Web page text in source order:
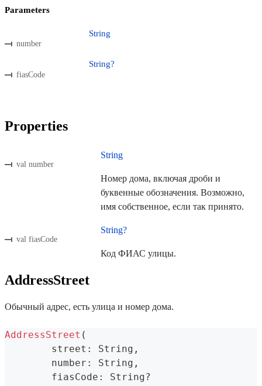
Parameters
number
String
fiasCode
String?
Properties
val number
String
Номер дома, включая дроби и
буквенные обозначения. Возможно,
имя собственное, если так принято.
val fiasCode
String?
Код ФИАС улицы.
AddressStreet
Обычный адрес, есть улица и номер дома.
AddressStreet (
	street
: String ,
	number
: String ,
	fiasCode
: String?